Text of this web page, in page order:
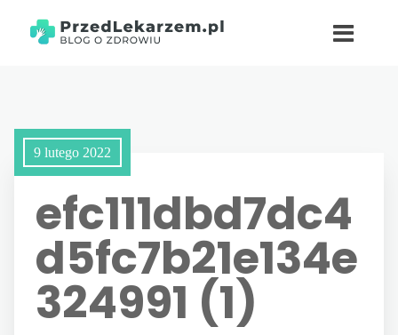
9 lutego 2022
efc111dbd7dc4
d5fc7b21e134e
324991 (1)